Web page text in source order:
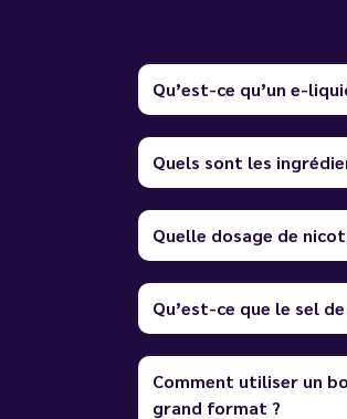
Qu’est-ce qu’un e-
Quels sont les
Quelle dosage de
Qu’est-ce que le sel
Comment utiliser un
grand format ?